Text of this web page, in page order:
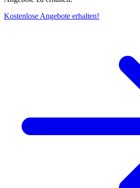
Kostenlose Angebote erhalten!